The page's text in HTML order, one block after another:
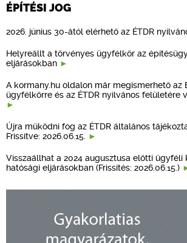
ÉPÍTÉSI JOG
2026. június 30-ától elérhető az ÉTDR
Helyreállt a törvényes ügyfélkör az
eljárásokban
A kormany.hu oldalon már megismerhető az
ügyfélkörre és az ÉTDR nyilvános felületére
Újra működni fog az ÉTDR általános
Frissítve: 2026.06.15.
Visszaállhat a 2024 augusztusa előtti ügyféli
hatósági eljárásokban (Frissítés: 2026.06.15.)